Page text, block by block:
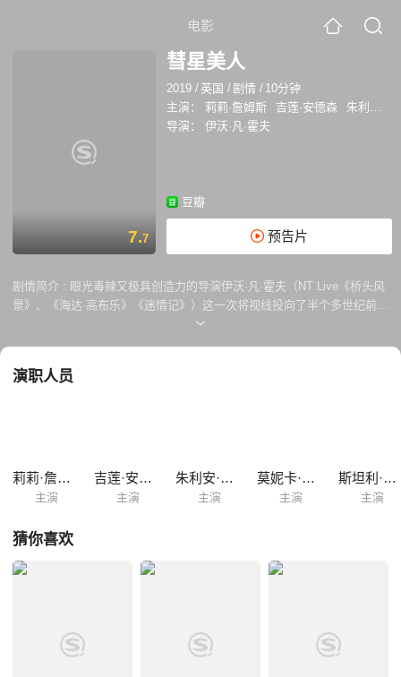
电影
7.7
彗星美人
2019 / 英国 /剧情 / 10分钟
主演：
莉莉·詹姆斯 吉莲·安德森
朱利安·欧文登
导演：
伊沃·凡·霍夫
豆瓣
预告片
剧情简介 : 眼光毒辣又极具创造力的导演伊沃·凡·霍夫（NT Live《桥头风
景》、《海达·高布乐》《迷情记》）这一次将视线投向了半个多世纪前，
横扫奥斯卡最佳影片、最佳导演等六项大奖的经典黑白片《彗星美人》！
只有怀疑没有防备，直到大幕拉开，伊芙作为替角登台，一个充满嫉妒与
操刀音乐，亦为改编增色不少。《每日邮报》、《金融时报》、《独立
报》、《Time Out》齐齐为制作打...
演职人员
莉莉·詹姆斯
主演
吉莲·安德森
主演
朱利安·欧文登
主演
莫妮卡·杜兰
主演
斯坦利·汤森德
主演
猜你喜欢